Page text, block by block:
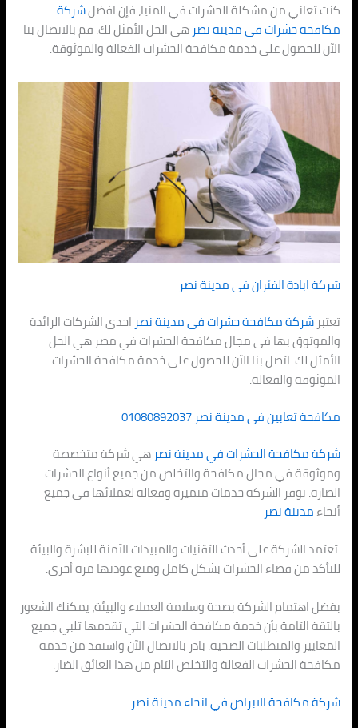
كنت تعاني من مشكلة الحشرات في المنيا، فإن افضلشركة
مكافحة حشرات فيمدينة نصر هي الحل الأمثل لك. قم بالاتصال بنا
الآن للحصول على خدمة مكافحة الحشرات الفعالة والموثوقة.
شركة ابادة الفئران فىمدينة نصر
تعتبرشركة مكافحة حشرات فىمدينة نصر احدى الشركات الرائدة
والموثوق بها فى مجال مكافحة الحشرات في مصر هي الحل
الأمثل لك. اتصل بنا الآن للحصول على خدمة مكافحة الحشرات
الموثوقة والفعالة.
مكافحة ثعابين فىمدينة نصر 01080892037
شركة مكافحة الحشرات فيمدينة نصر هي شركة متخصصة
وموثوقة في مجال مكافحة والتخلص من جميع أنواع الحشرات
الضارة. توفر الشركة خدمات متميزة وفعالة لعملائها في جميع
أنحاءمدينة نصر
تعتمد الشركة على أحدث التقنيات والمبيدات الآمنة للبشرة والبيئة
للتأكد من قضاء الحشرات بشكل كامل ومنع عودتها مرة أخرى.
بفضل اهتمام الشركة بصحة وسلامة العملاء والبيئة، يمكنك الشعور
بالثقة التامة بأن خدمة مكافحة الحشرات التي تقدمها تلبي جميع
المعايير والمتطلبات الصحية. بادر بالاتصال الآن واستفد من خدمة
مكافحة الحشرات الفعالة والتخلص التام من هذا العائق الضار.
شركة مكافحة الابراص في انحاءمدينة نصر: